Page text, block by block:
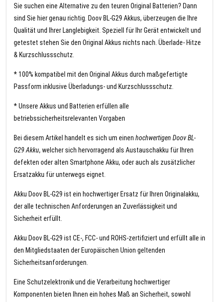
Sie suchen eine Alternative zu den teuren Original Batterien? Dann
sind Sie hier genau richtig. Doov BL-G29 Akkus, überzeugen die Ihre
Qualität und Ihrer Langlebigkeit. Speziell für Ihr Gerät entwickelt und
getestet stehen Sie den Original Akkus nichts nach. Überlade- Hitze
& Kurzschlussschutz.
* 100% kompatibel mit den Original Akkus durch maßgefertigte
Passform inklusive Überladungs- und Kurzschlussschutz.
* Unsere Akkus und Batterien erfüllen alle
betriebssicherheitsrelevanten Vorgaben
Bei diesem Artikel handelt es sich um einen hochwertigen Doov BL-
G29 Akku, welcher sich hervorragend als Austauschakku für Ihren
defekten oder alten Smartphone Akku, oder auch als zusätzlicher
Ersatzakku für unterwegs eignet.
Akku Doov BL-G29 ist ein hochwertiger Ersatz für Ihren Originalakku,
der alle technischen Anforderungen an Zuverlässigkeit und
Sicherheit erfüllt.
Akku Doov BL-G29 ist CE-, FCC- und ROHS-zertifiziert und erfüllt alle in
den Mitgliedstaaten der Europäischen Union geltenden
Sicherheitsanforderungen.
Eine Schutzelektronik und die Verarbeitung hochwertiger
Komponenten bieten Ihnen ein hohes Maß an Sicherheit, sowohl